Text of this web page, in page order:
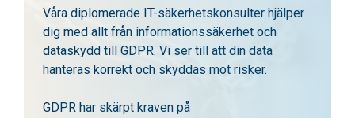
Våra diplomerade IT-säkerhetskonsulter hjälper
dig med allt från informationssäkerhet och
dataskydd till GDPR. Vi ser till att din data
hanteras korrekt och skyddas mot risker.
GDPR har skärpt kraven på